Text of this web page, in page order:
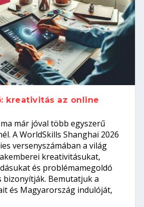
használják ezeket a
egyetemi felvételi?
verseny kódban –
sor program dönti el a
– hogyan kapcsolódj ki
kreativitás az online
már jóval több egyszerű
A WorldSkills Shanghai 2026
versenyszámában a világ
kreativitásukat,
és problémamegoldó
bizonyítják. Bemutatjuk a
és Magyarország indulóját,